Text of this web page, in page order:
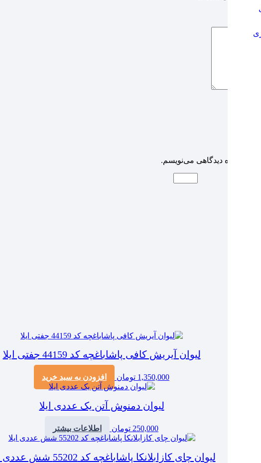
که دوباره دیدگاهی می‌نویسم.
لیوان آیریش کافی پاشاباغچه کد 44159 جفتی ایلا
1,350,000 تومان افزودن به سبد خرید
لیوان دمنوش آتن یک عددی ایلا
250,000 تومان اطلاعات بیشتر
لیوان چای کازابلانکا پاشاباغچه کد 55202 شش عددی ایلا